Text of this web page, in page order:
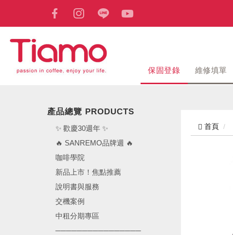
保固登錄 維修填單
產品總覽 PRODUCTS
✨ 歡慶30週年 ✨
🔥 SANREMO品牌週 🔥
咖啡學院
新品上市！焦點推薦
說明書與服務
交機案例
中租分期專區
────────────────
首頁